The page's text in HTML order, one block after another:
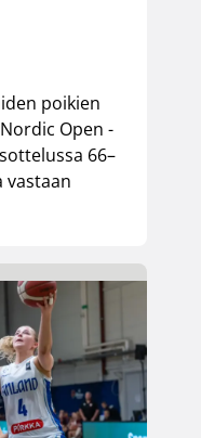
poikien
Open -
66–
vastaan